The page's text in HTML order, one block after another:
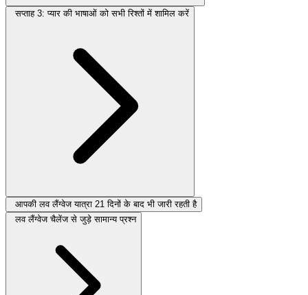
सप्ताह 3: प्यार की भाषाओं को सभी रिश्तों में शामिल करें
आपकी लव लैंग्वेज यात्रा 21 दिनों के बाद भी जारी रहती है
लव लैंग्वेज चैलेंज से जुड़े सामान्य प्रश्न